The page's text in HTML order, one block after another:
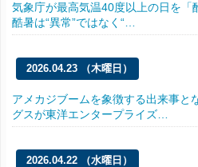
気象庁が最高気温40度以上の日を「
酷暑は“異常”ではなく“…
2026.04.23 （木曜日）
アメカジブームを象徴する出来事と
グスが東洋エンタープライズ…
2026.04.22 （水曜日）